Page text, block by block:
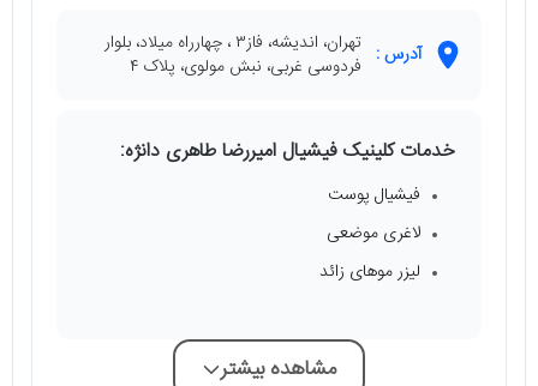
آدرس :
تهران، اندیشه، فاز۳ ، چهارراه میلاد، بلوار
فردوسی غربی، نبش مولوی، پلاک ۴
خدمات کلینیک فیشیال امیررضا طاهری دانژه:
فیشیال پوست
لاغری موضعی
لیزر موهای زائد
مشاهده بیشتر